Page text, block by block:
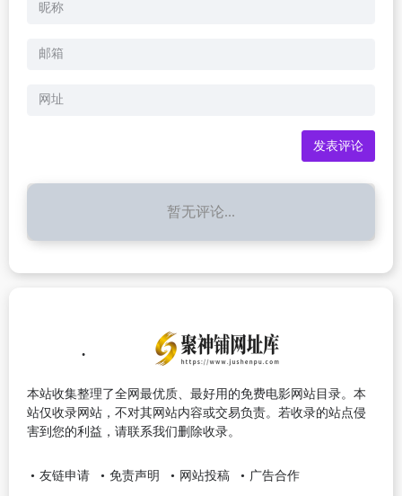
暂无评论...
本站收集整理了全网最优质、最好用的免费电影网站目录。本
站仅收录网站，不对其网站内容或交易负责。若收录的站点侵
害到您的利益，请联系我们删除收录。
友链申请 免责声明 网站投稿 广告合作